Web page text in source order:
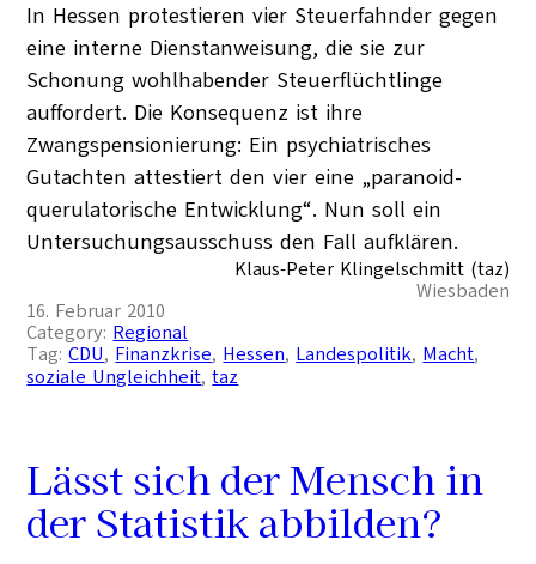
In Hessen protestieren vier Steuerfahnder gegen
eine interne Dienstanweisung, die sie zur
Schonung wohlhabender Steuerflüchtlinge
auffordert. Die Konsequenz ist ihre
Zwangspensionierung: Ein psychiatrisches
Gutachten attestiert den vier eine „paranoid-
querulatorische Entwicklung“. Nun soll ein
Untersuchungsausschuss den Fall aufklären.
Klaus-Peter Klingelschmitt (taz)
Wiesbaden
16. Februar 2010
Category: Regional
Tag:CDU, Finanzkrise, Hessen, Landespolitik, Macht
soziale Ungleichheit, taz
Lässt sich der Mensch in
der Statistik abbilden?